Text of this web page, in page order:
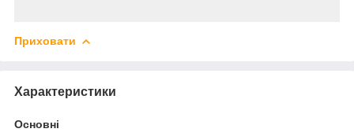
Приховати
Характеристики
Основні